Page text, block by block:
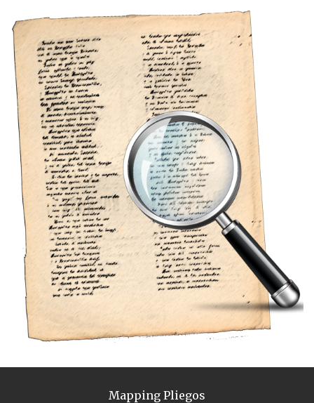
Mapping Pliegos